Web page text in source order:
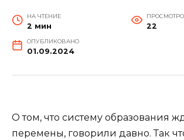
НА ЧТЕНИЕ
2 мин 22
ОПУБЛИКОВАНО
01.09.2024
О том, что систему образования
перемены, говорили давно. Так